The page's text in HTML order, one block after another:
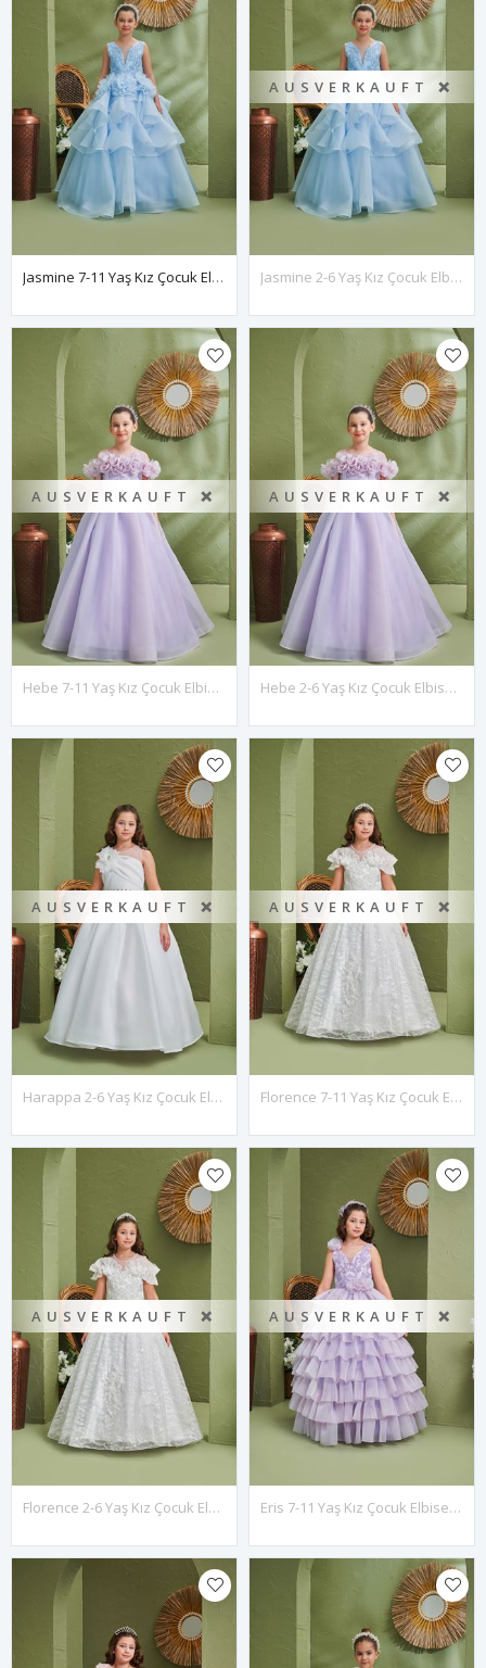
Jasmine 7-11 Yaş Kız Çocuk Elbise 30192 Bebe Mavi
AUSVERKAUFT ❌
Jasmine 2-6 Yaş Kız Çocuk Elbise 20192 Bebe Mavi
AUSVERKAUFT ❌
Hebe 7-11 Yaş Kız Çocuk Elbise 30187 Lila
AUSVERKAUFT ❌
Hebe 2-6 Yaş Kız Çocuk Elbise 20187 Lila
AUSVERKAUFT ❌
Harappa 2-6 Yaş Kız Çocuk Elbise 20185 Kırık Beyaz
AUSVERKAUFT ❌
Florence 7-11 Yaş Kız Çocuk Elbise 30181 Kırık Beyaz
AUSVERKAUFT ❌
Florence 2-6 Yaş Kız Çocuk Elbise 20181 Kırık Beyaz
AUSVERKAUFT ❌
Eris 7-11 Yaş Kız Çocuk Elbise 30179 Lila